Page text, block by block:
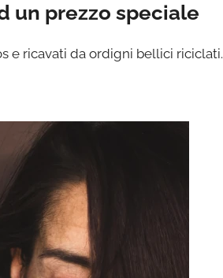
un prezzo speciale
e ricavati da ordigni bellici riciclati.